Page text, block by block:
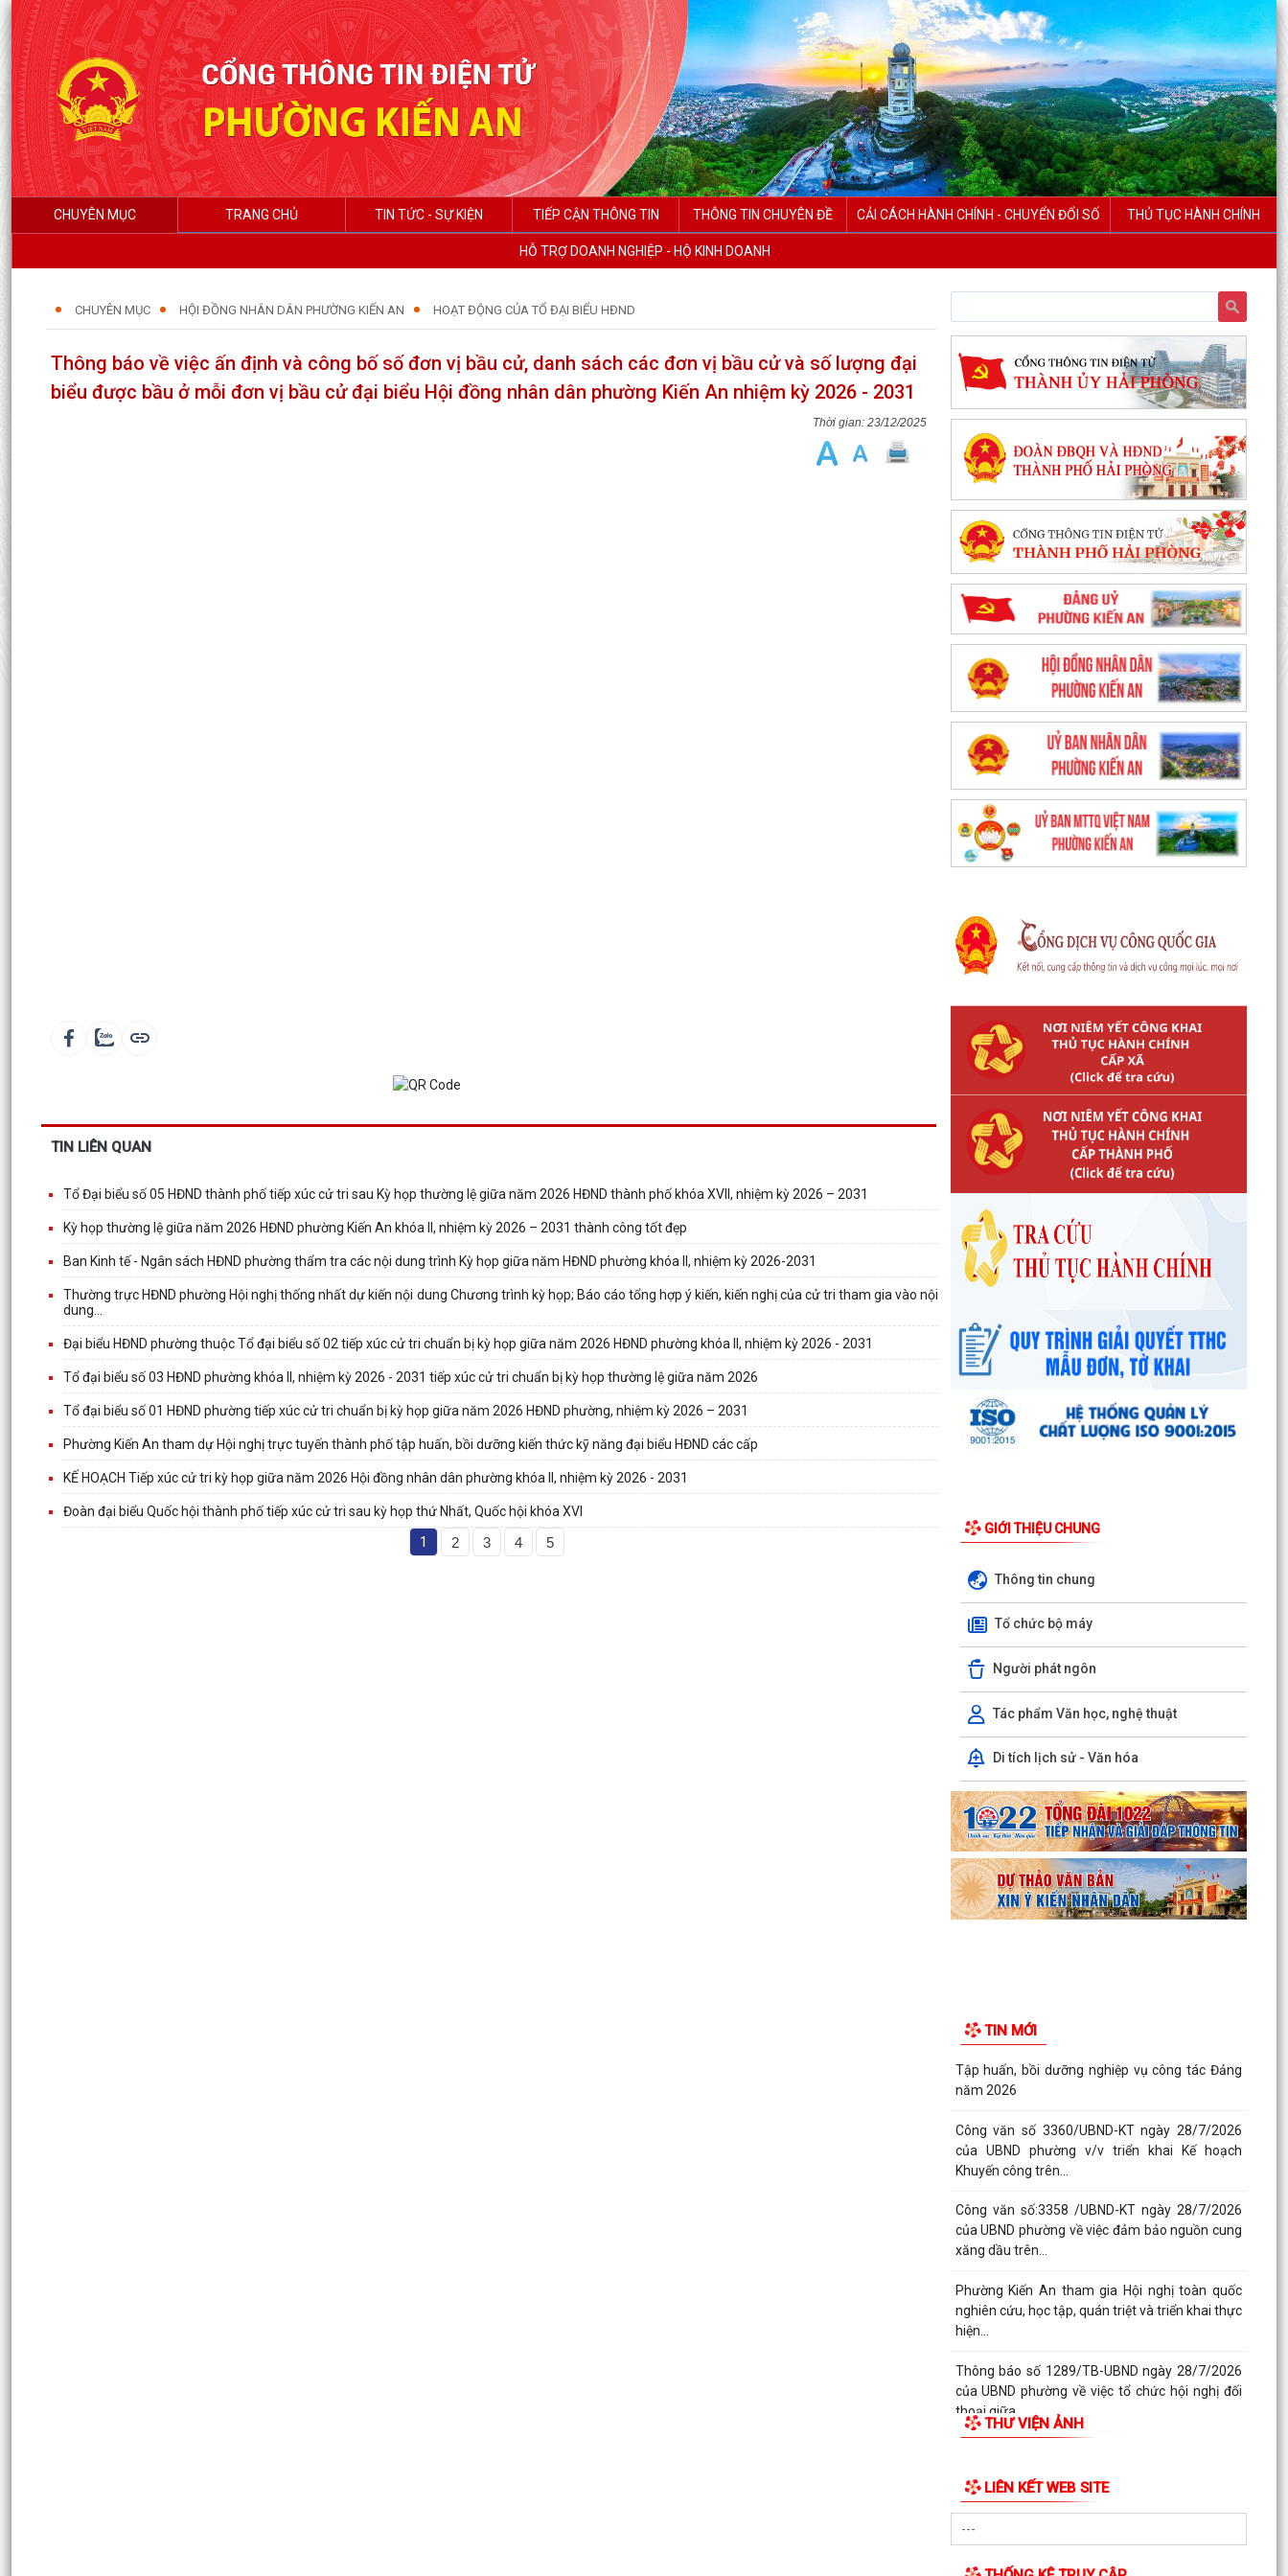
CHUYÊN MỤC TRANG CHỦ TIN TỨC - SỰ KIỆN TIẾP CẬN THÔNG TIN THÔNG TIN CHUYÊN ĐỀ CẢI CÁCH HÀNH CHÍNH - CHUYỂN ĐỔI SỐ THỦ TỤC HÀNH CHÍNH
HỖ TRỢ DOANH NGHIỆP - HỘ KINH DOANH
CHUYÊN MỤC HỘI ĐỒNG NHÂN DÂN PHƯỜNG KIẾN AN HOẠT ĐỘNG CỦA TỔ ĐẠI BIỂU HĐND
Thông báo về việc ấn định và công bố số đơn vị bầu cử, danh sách các đơn vị bầu cử và số lượng đại
biểu được bầu ở mỗi đơn vị bầu cử đại biểu Hội đồng nhân dân phường Kiến An nhiệm kỳ 2026 - 2031
23/12/2025
TIN LIÊN QUAN
Tổ Đại biểu số 05 HĐND thành phố tiếp xúc cử tri sau Kỳ họp thường lệ giữa năm 2026 HĐND thành phố khóa XVII, nhiệm kỳ 2026 – 2031
Kỳ họp thường lệ giữa năm 2026 HĐND phường Kiến An khóa II, nhiệm kỳ 2026 – 2031 thành công tốt đẹp
Ban Kinh tế - Ngân sách HĐND phường thẩm tra các nội dung trình Kỳ họp giữa năm HĐND phường khóa II, nhiệm kỳ 2026-2031
Thường trực HĐND phường Hội nghị thống nhất dự kiến nội dung Chương trình kỳ họp; Báo cáo tổng hợp ý kiến, kiến nghị của cử tri tham gia vào nội
dung...
Đại biểu HĐND phường thuộc Tổ đại biểu số 02 tiếp xúc cử tri chuẩn bị kỳ họp giữa năm 2026 HĐND phường khóa II, nhiệm kỳ 2026 - 2031
Tổ đại biểu số 03 HĐND phường khóa II, nhiệm kỳ 2026 - 2031 tiếp xúc cử tri chuẩn bị kỳ họp thường lệ giữa năm 2026
Tổ đại biểu số 01 HĐND phường tiếp xúc cử tri chuẩn bị kỳ họp giữa năm 2026 HĐND phường, nhiệm kỳ 2026 – 2031
Phường Kiến An tham dự Hội nghị trực tuyến thành phố tập huấn, bồi dưỡng kiến thức kỹ năng đại biểu HĐND các cấp
KẾ HOẠCH Tiếp xúc cử tri kỳ họp giữa năm 2026 Hội đồng nhân dân phường khóa II, nhiệm kỳ 2026 - 2031
Đoàn đại biểu Quốc hội thành phố tiếp xúc cử tri sau kỳ họp thứ Nhất, Quốc hội khóa XVI
1 2 3 4 5
GIỚI THIỆU CHUNG
Thông tin chung
Tổ chức bộ máy
Người phát ngôn
Tác phẩm Văn học, nghệ thuật
Di tích lịch sử - Văn hóa
TIN MỚI
CHÍNH TRỰC TUYẾN TẠI THÀNH PHỐ HẢI
PHÒNG ĐƯỢC THU PHÍ, LỆ PHÍ...
Chi bộ trường Tiểu học Quang Trung kết nạp
Đảng viên mới
Tổ Đại biểu số 05 HĐND thành phố tiếp xúc cử tri
sau Kỳ họp thường lệ giữa năm 2026 HĐND
thành phố...
Hội nghị tập huấn công tác Đoàn và phong trào
thanh thiếu nhi năm 2026
Công văn số: 20/CV-TYT của Trạm y tế phường
v/v công khai số điện thoại đường dây nóng tiếp
Lớp bồi dưỡng kiến thức An ninh phi truyền
thống và Quản trị an ninh phi truyền thống năm
2026
Công văn số 3357/UBND-KT ngày 28/7/2026
của UBND phường v/v phối hợp thông tin
chương trình khảo...
Kế hoạch số 265/KH-UBND ngày 3/8/2026 của
UBND phường về triển khai thực hiện Kế hoạch
số...
UBND phường làm việc với các hộ dân đang sử
dụng đất của UBND phường tại tổ dân phố Lãm
PHƯỜNG KIẾN AN THAM DỰ HỘI NGHỊ TRỰC
TUYẾN THÀNH PHỐ VỀ TIẾN ĐỘ ĐO ĐẠC, LẬP
BẢN ĐỒ ĐỊA CHÍNH, LẬP...
Khai mạc huấn luyện Dân quân tự vệ tại chỗ
năm 2026
Lễ chào cờ tháng 8/2026
Thông báo số 1298/TB-UBND ngày 31/7/2026
về việc công bố kế hoạch, danh mục khu đất
Thông báo số 1298/TB-UBND ngày 31/7/2026
của UBND phường về việc công bố kế hoạch,
danh mục khu đất...
Công văn số: 3386/UBND-KT về viêc công khai
Quyết định số 2558/QĐ-UBND ngày 02/7/2026
của Ủy ban...
Các chí lãnh đạo Đảng ủy, HĐND, UBND phường
Kiến An và Công đoàn phường dâng hương
tưởng niệm đồng...
Công văn số 3385/UBND-KT ngày 29/7/2026
Chủ tịch Ủy...
Công văn số:3384/UBND-KT ngày 29/7/2026
của UBND phường v/v công khai Quyết định số
2622/QĐ-UBND...
Nghị quyết số 23/2026/NQ-HĐND ngày
28/7/2026 của Hội đồng nhân dân thành phố
Hải Phòng Quy định mức...
Kế hoạch số 274/KH-UBND ngày 30/7/2026 của
UBND phường về thực hiện Nghị quyết số
01/2026/NQ-HĐND,...
sắc nhiệm vụ...
Ban vận động thành lập Hội Doanh nghiệp họp
chuẩn bị công tác tổ chức Đại hội thành lập Hội
Hội nghị tập huấn triển khai thủ tục hành chính
của Đảng trên môi trường điện tử, giai đoạn 2
UBND phường tiếp ông Phạm Văn Hành – Khu
Phường Kiến An tham dự Hội nghị báo cáo viên
tháng 7
QUYẾT ĐỊNH Về việc công bố Danh mục thủ tục
hành chính mới ban hành, bị bãi bỏ thuộc phạm
vi chức...
QUYẾT ĐỊNH Về việc ủy quyền thực hiện nhiệm
thành phố...
Tập huấn, bồi dưỡng nghiệp vụ công tác Đảng
năm 2026
Công văn số 3360/UBND-KT ngày 28/7/2026
của UBND phường v/v triển khai Kế hoạch
Khuyến công trên...
Công văn số:3358 /UBND-KT ngày 28/7/2026
của UBND phường về việc đảm bảo nguồn cung
xăng dầu trên...
Phường Kiến An tham gia Hội nghị toàn quốc
nghiên cứu, học tập, quán triệt và triển khai thực
hiện...
Thông báo số 1289/TB-UBND ngày 28/7/2026
của UBND phường về việc tổ chức hội nghị đối
thoại giữa...
lãnh đạo Ủy...
Công văn số: 3348 /UBND-XDNNMT ngày
công khai Danh mục...
THƯ VIỆN ẢNH
LIÊN KẾT WEB SITE